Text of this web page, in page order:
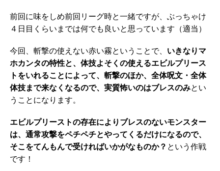
前回に味をしめ前回リーグ時と一緒ですが、ぶっちゃけ
４日目くらいまでは何でも良いと思っています（適当）
今回、斬撃の使えない赤い霧ということで、 いきなりマ
ホカンタの特性と、体技よそくの使えるエビルプリース
トをいれることによって、斬撃のほか、全体呪文・全体
体技まで来なくなるので、実質怖いのはブレスのみとい
うことになります。
エビルプリーストの存在によりブレスのないモンスター
は、通常攻撃をペチペチとやってくるだけになるので、
そこをてんもんで受ければいかがなものか？ という作戦
です！